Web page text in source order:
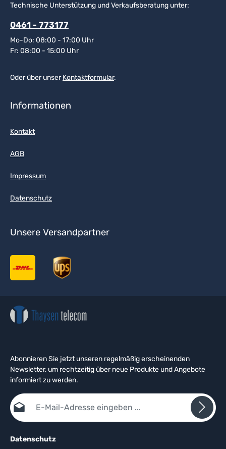
Technische Unterstützung und Verkaufsberatung unter:
0461 - 773177
Mo-Do: 08:00 - 17:00 Uhr
Fr: 08:00 - 15:00 Uhr
Oder über unserKontaktformular.
Informationen
Kontakt
AGB
Impressum
Datenschutz
Unsere Versandpartner
Abonnieren Sie jetzt unseren regelmäßig erscheinenden
Newsletter, um rechtzeitig über neue Produkte und Angebote
informiert zu werden.
E-Mail-Adresse*
Datenschutz